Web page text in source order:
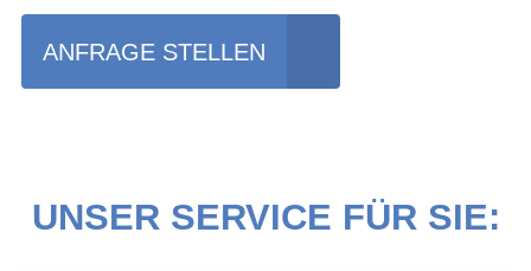
ANFRAGE STELLEN
UNSER SERVICE FÜR SIE: